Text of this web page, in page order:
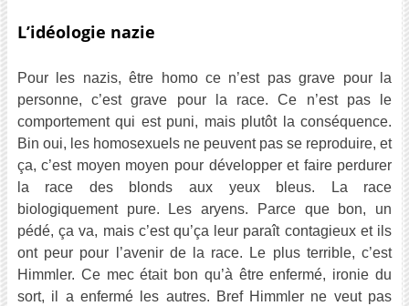
L’idéologie nazie
Pour les nazis, être homo ce n’est pas grave pour la
personne, c’est grave pour la race. Ce n’est pas le
comportement qui est puni, mais plutôt la conséquence.
Bin oui, les homosexuels ne peuvent pas se reproduire, et
ça, c’est moyen moyen pour développer et faire perdurer
la race des blonds aux yeux bleus. La race
biologiquement pure. Les aryens. Parce que bon, un
pédé, ça va, mais c’est qu’ça leur paraît contagieux et ils
ont peur pour l’avenir de la race. Le plus terrible, c’est
Himmler. Ce mec était bon qu’à être enfermé, ironie du
sort, il a enfermé les autres. Bref Himmler ne veut pas